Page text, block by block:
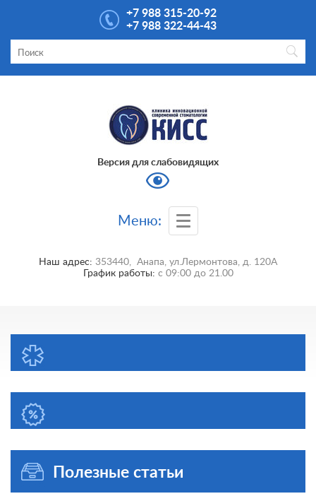
+7 988 315-20-92
+7 988 322-44-43
Версия для слабовидящих
Меню:
Наш адрес: 353440, Анапа, ул.Лермонтова, д. 120А
График работы: с 09:00до 21.00
Полезные статьи